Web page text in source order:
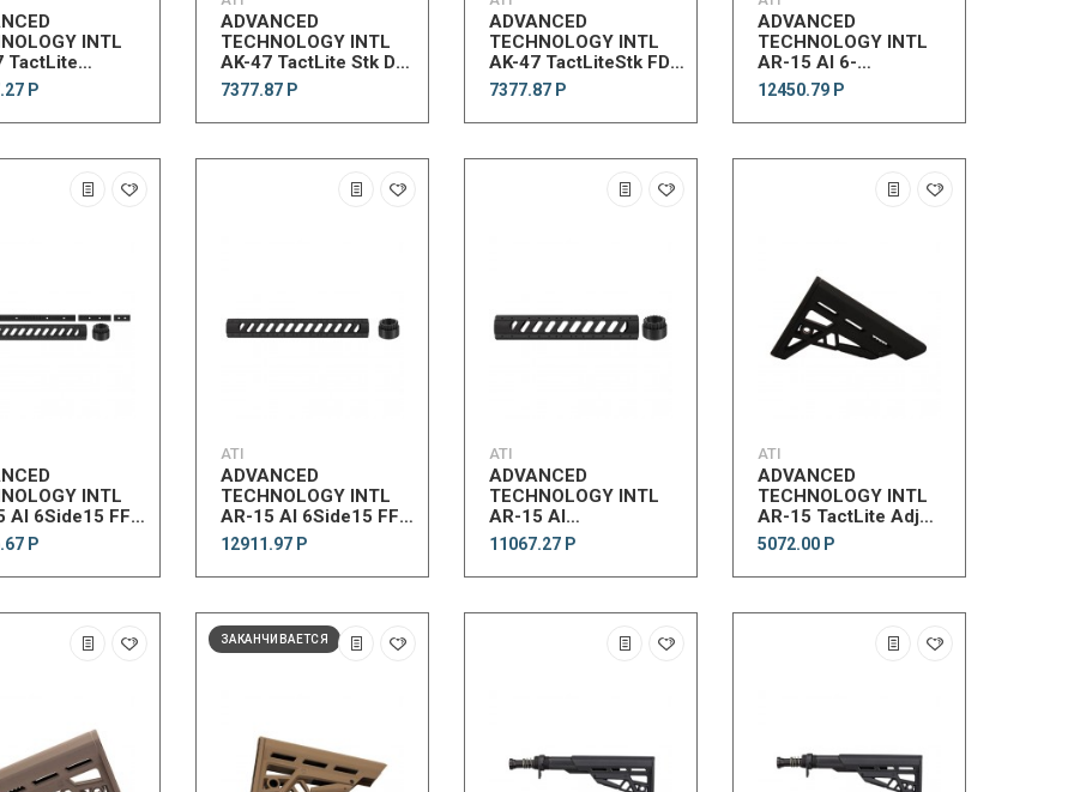
INTL
TactLite
w/SRS
Р
ADVANCED
TECHNOLOGY INTL
AK-47 TactLite Stk DG
w/CR/SRP
7377.87 Р
ADVANCED
TECHNOLOGY INTL
AK-47 TactLiteStk FDE
w/CR/SRP
7377.87 Р
ADVANCED
TECHNOLOGY INTL
AR-15 Al 6-
SideRflLngthFFFrnd
w/RailPack
12450.79 Р
INTL
Al 6Side15 FF
w/RailPack
Р
ATI
ADVANCED
TECHNOLOGY INTL
AR-15 Al 6Side15 FF
Frnd w/SlottedBblNut
12911.97 Р
ATI
ADVANCED
TECHNOLOGY INTL
AR-15 Al
6SideRflLngthFFFrndw/SlottdBblNt
11067.27 Р
ATI
ADVANCED
TECHNOLOGY INTL
AR-15 TactLite Adj
Comm Stk
5072.00 Р
ЗАКАНЧИВАЕТСЯ